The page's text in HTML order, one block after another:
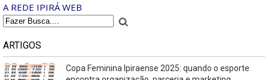
A REDE IPIRÁ WEB
ARTIGOS
Copa Feminina Ipiraense 2025: quando o esporte